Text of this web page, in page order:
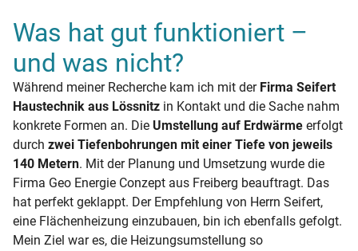
Was hat gut funktioniert –
und was nicht?
Während meiner Recherche kam ich mit der Firma Seifert
Haustechnik aus Lössnitz in Kontakt und die Sache nahm
konkrete Formen an. Die Umstellung auf Erdwärme erfolgt
durch zwei Tiefenbohrungen mit einer Tiefe von jeweils
140 Metern. Mit der Planung und Umsetzung wurde die
Firma Geo Energie Conzept aus Freiberg beauftragt. Das
hat perfekt geklappt. Der Empfehlung von Herrn Seifert,
eine Flächenheizung einzubauen, bin ich ebenfalls gefolgt.
Mein Ziel war es, die Heizungsumstellung so